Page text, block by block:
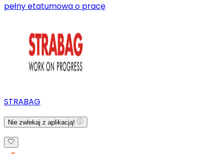
pełny etatumowa o pracę
STRABAG
Nie zwlekaj z aplikacją!